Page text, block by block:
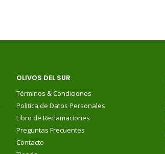
OLIVOS DEL SUR
Términos & Condiciones
Politica de Datos Personales
Libro de Reclamaciones
Preguntas Frecuentes
Contacto